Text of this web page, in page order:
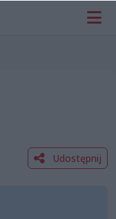
Udostępnij